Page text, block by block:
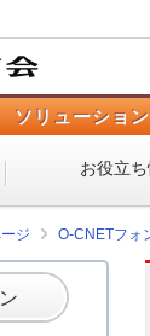
ソリューショ
お役立
ジ O-CNETフォ